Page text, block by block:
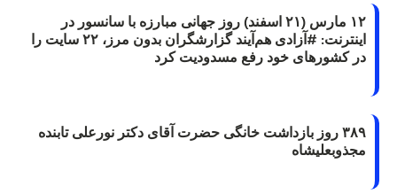
۱۲ مارس (۲۱ اسفند) روز جهانی مبارزه با سانسور در
اینترنت: #آزادی هم‌آیند گزارشگران‌ بدون مرز، ۲۲ سایت را
در کشورهای خود رفع مسدودیت کرد
۳۸۹ روز بازداشت خانگی حضرت آقای دکتر نورعلی تابنده
مجذوبعلیشاه